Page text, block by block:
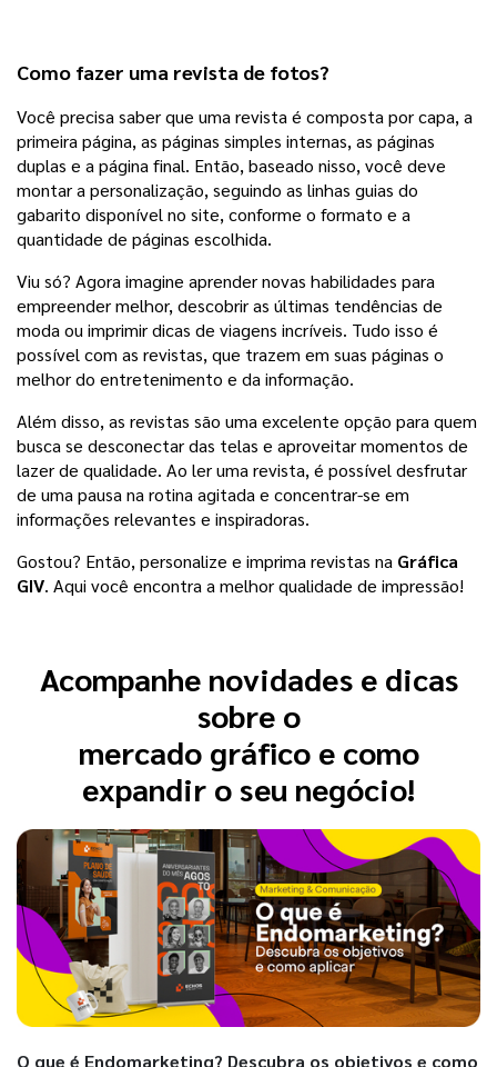
Como fazer uma revista de fotos?
Você precisa saber que uma revista é composta por capa, a
primeira página, as páginas simples internas, as páginas
duplas e a página final. Então, baseado nisso, você deve
montar a personalização, seguindo as linhas guias do
gabarito disponível no site, conforme o formato e a
quantidade de páginas escolhida.
Viu só? Agora imagine aprender novas habilidades para
empreender melhor, descobrir as últimas tendências de
moda ou imprimir dicas de viagens incríveis. Tudo isso é
possível com as revistas, que trazem em suas páginas o
melhor do entretenimento e da informação.
Além disso, as revistas são uma excelente opção para quem
busca se desconectar das telas e aproveitar momentos de
lazer de qualidade. Ao ler uma revista, é possível desfrutar
de uma pausa na rotina agitada e concentrar-se em
informações relevantes e inspiradoras.
Gostou? Então, personalize e imprima revistas na Gráfica
GIV. Aqui você encontra a melhor qualidade de impressão!
Acompanhe novidades e dicas
sobre o
mercado gráfico e como
expandir o seu negócio!
O que é Endomarketing? Descubra os objetivos e como